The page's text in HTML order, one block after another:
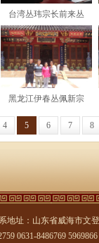
台湾丛玮宗长前来丛
黑龙江伊春丛佩新宗
4 5 6 7 8
地址：山东省威海市文
0631-8486769